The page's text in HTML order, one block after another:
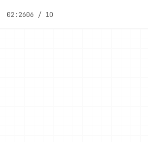
02:2606 / 10